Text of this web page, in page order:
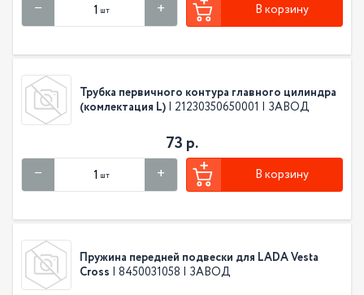
шт В корзину
Трубка первичного контура главного цилиндра
(комлектация L) | 21230350650001 | ЗАВОД
73 р.
шт В корзину
Пружина передней подвески для LADA Vesta
Cross | 8450031058 | ЗАВОД